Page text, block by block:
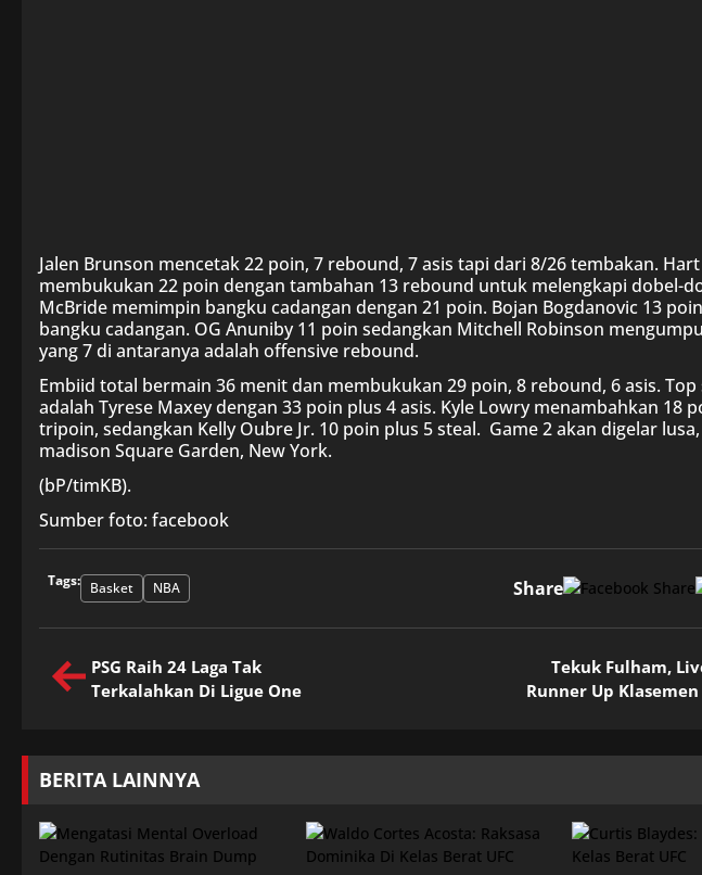
Jalen Brunson mencetak 22 poin, 7 rebound, 7 asis tapi dari 8/26 tembakan.
membukukan 22 poin dengan tambahan 13 rebound untuk melengkapi dobel-
McBride memimpin bangku cadangan dengan 21 poin. Bojan Bogdanovic 13
bangku cadangan. OG Anuniby 11 poin sedangkan Mitchell Robinson
yang 7 di antaranya adalah offensive rebound.
Embiid total bermain 36 menit dan membukukan 29 poin, 8 rebound, 6 asis. Top
adalah Tyrese Maxey dengan 33 poin plus 4 asis. Kyle Lowry menambahkan 18
tripoin, sedangkan Kelly Oubre Jr. 10 poin plus 5 steal. Game 2 akan digelar
madison Square Garden, New York.
(bP/timKB).
Sumber foto: facebook
Tags: Basket NBA Share
PSG Raih 24 Laga Tak
Terkalahkan Di Ligue One
Tekuk Fulham,
Runner Up
BERITA LAINNYA